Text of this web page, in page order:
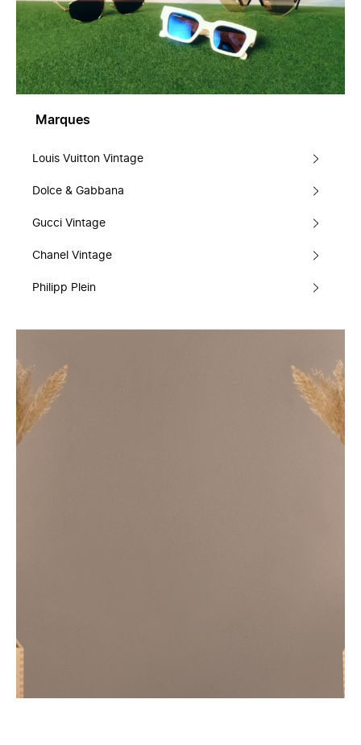
Marques
Louis Vuitton Vintage
Dolce & Gabbana
Gucci Vintage
Chanel Vintage
Philipp Plein